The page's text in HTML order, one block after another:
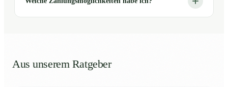
Aus unserem Ratgeber